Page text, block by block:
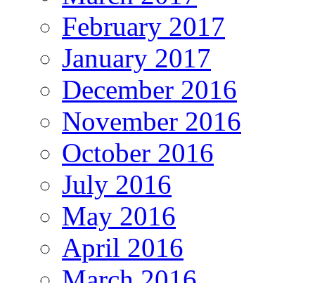
February 2017
January 2017
December 2016
November 2016
October 2016
July 2016
May 2016
April 2016